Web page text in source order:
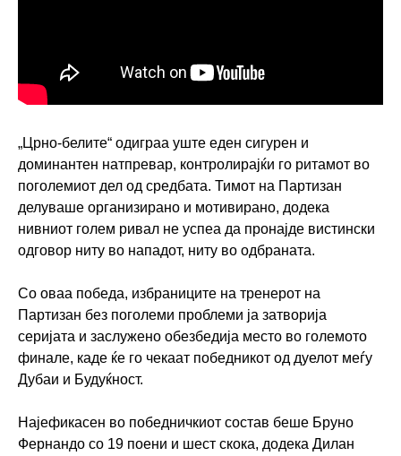
„Црно-белите“ одиграа уште еден сигурен и
доминантен натпревар, контролирајќи го ритамот во
поголемиот дел од средбата. Тимот на Партизан
делуваше организирано и мотивирано, додека
нивниот голем ривал не успеа да пронајде вистински
одговор ниту во нападот, ниту во одбраната.
Со оваа победа, избраниците на тренерот на
Партизан без поголеми проблеми ја затворија
серијата и заслужено обезбедија место во големото
финале, каде ќе го чекаат победникот од дуелот меѓу
Дубаи и Будуќност.
Најефикасен во победничкиот состав беше Бруно
Фернандо со 19 поени и шест скока, додека Дилан